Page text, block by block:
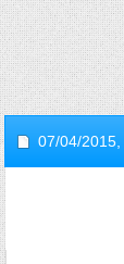
07/04/2015,